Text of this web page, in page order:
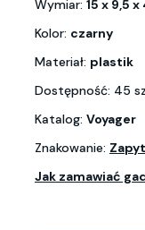
Wymiar: 15 x 9,5
Kolor: czarny
Materiał: plastik
Dostępność: 45
Katalog: Voyager
Znakowanie:
Jak zamawiać